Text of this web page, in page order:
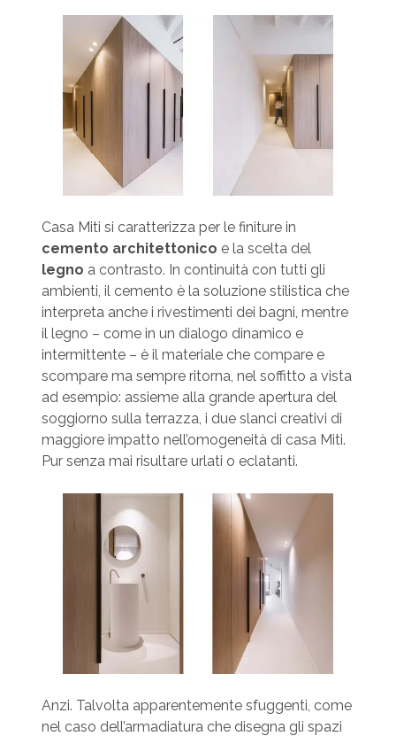
Casa Miti si caratterizza per le finiture in
cemento architettonico e la scelta del
legno a contrasto. In continuità con tutti gli
ambienti, il cemento è la soluzione stilistica che
interpreta anche i rivestimenti dei bagni, mentre
il legno – come in un dialogo dinamico e
intermittente – è il materiale che compare e
scompare ma sempre ritorna, nel soffitto a vista
ad esempio: assieme alla grande apertura del
soggiorno sulla terrazza, i due slanci creativi di
maggiore impatto nell’omogeneità di casa Miti.
Pur senza mai risultare urlati o eclatanti.
Anzi. Talvolta apparentemente sfuggenti, come
nel caso dell’armadiatura che disegna gli spazi